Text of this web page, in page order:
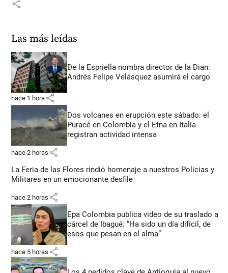
share
Las más leídas
De la Espriella nombra director de la Dian:
Andrés Felipe Velásquez asumirá el cargo
hace 1 hora share
Dos volcanes en erupción este sábado: el
Puracé en Colombia y el Etna en Italia
registran actividad intensa
hace 2 horas share
La Feria de las Flores rindió homenaje a nuestros Policias y
Militares en un emocionante desfile
hace 2 horas share
Epa Colombia publica video de su traslado a
cárcel de Ibagué: “Ha sido un día difícil, de
esos que pesan en el alma”
hace 5 horas share